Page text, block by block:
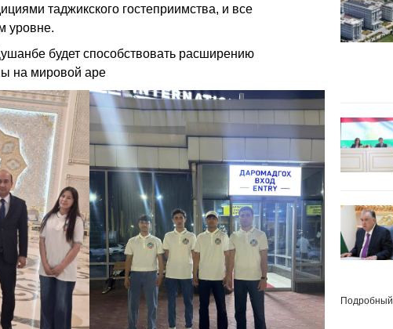
таджикского гостеприимства, и все
уровне.
будет способствовать расширению
на мировой аре
Подробный